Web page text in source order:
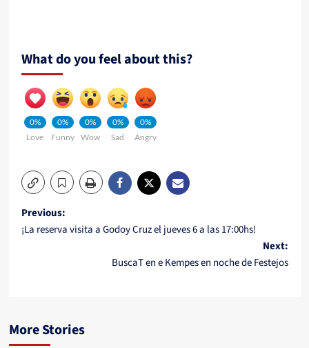
What do you feel about this?
0%
Love
0%
Funny
0%
Wow
0%
Sad
0%
Angry
Post
navigation
Previous:
¡La reserva visita a Godoy Cruz el jueves 6 a las 17:00hs!
Next:
BuscaT en e Kempes en noche de Festejos
More Stories